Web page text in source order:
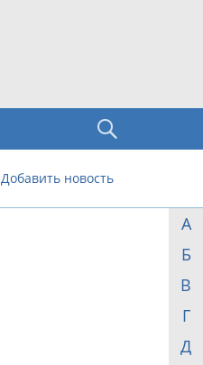
Добавить новость
А
Б
В
Г
Д